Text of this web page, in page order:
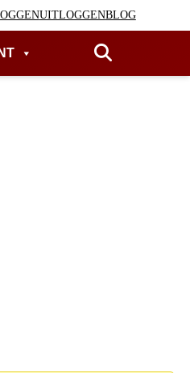
UITLOGGENBLOG